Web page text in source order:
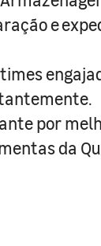
e
por
da